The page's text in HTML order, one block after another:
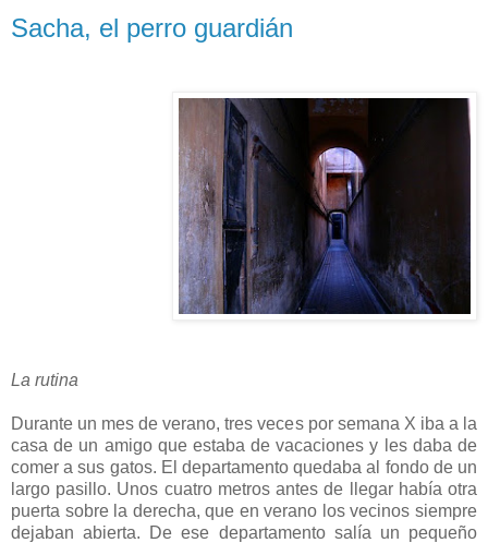
Sacha, el perro guardián
La rutina
Durante un mes de verano, tres veces por semana X iba a la
casa de un amigo que estaba de vacaciones y les daba de
comer a sus gatos. El departamento quedaba al fondo de un
largo pasillo. Unos cuatro metros antes de llegar había otra
puerta sobre la derecha, que en verano los vecinos siempre
dejaban abierta. De ese departamento salía un pequeño